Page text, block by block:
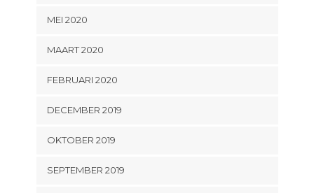
MEI 2020
MAART 2020
FEBRUARI 2020
DECEMBER 2019
OKTOBER 2019
SEPTEMBER 2019